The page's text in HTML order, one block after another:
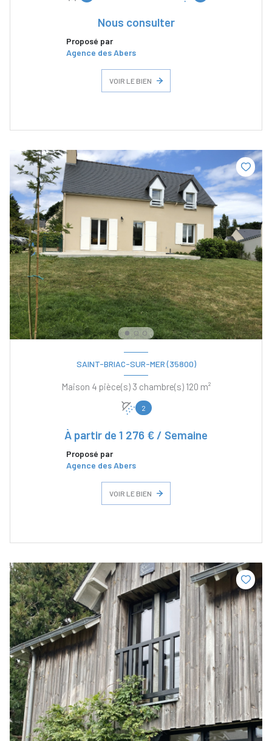
Nous consulter
Proposé par
Agence des Abers
VOIR LE BIEN
SAINT-BRIAC-SUR-MER (35800)
Maison 4 pièce(s) 3 chambre(s) 120 m²
2
À partir de 1 276 € / Semaine
Proposé par
Agence des Abers
VOIR LE BIEN